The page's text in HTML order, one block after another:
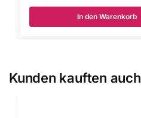
In den Warenkorb
Kunden kauften auch